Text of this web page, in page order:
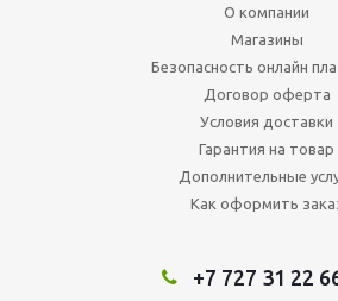
О компании
Магазины
Безопасность онлайн
Договор оферта
Условия доставки
Гарантия на товар
Дополнительные
Как оформить
+7 727 31 22